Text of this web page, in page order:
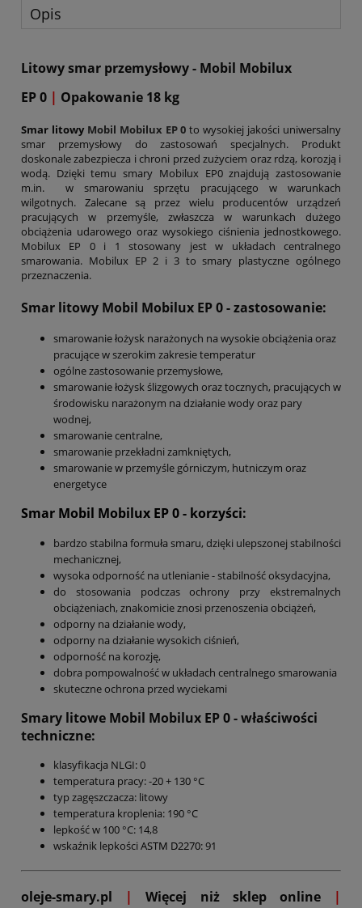
Opis
Litowy smar przemysłowy - Mobil Mobilux
EP 0 | Opakowanie 18 kg
Smar litowy Mobil Mobilux EP 0 to wysokiej jakości uniwersalny
smar przemysłowy do zastosowań specjalnych. Produkt
doskonale zabezpiecza i chroni przed zużyciem oraz rdzą, korozją i
wodą. Dzięki temu smary Mobilux EP0 znajdują zastosowanie
m.in. w smarowaniu sprzętu pracującego w warunkach
wilgotnych. Zalecane są przez wielu producentów urządzeń
pracujących w przemyśle, zwłaszcza w warunkach dużego
obciążenia udarowego oraz wysokiego ciśnienia jednostkowego.
Mobilux EP 0 i 1 stosowany jest w układach centralnego
smarowania. Mobilux EP 2 i 3 to smary plastyczne ogólnego
przeznaczenia.
Smar litowy Mobil Mobilux EP 0- zastosowanie:
smarowanie łożysk narażonych na wysokie obciążenia oraz
pracujące w szerokim zakresie temperatur
ogólne zastosowanie przemysłowe,
smarowanie łożysk ślizgowych oraz tocznych, pracujących w
środowisku narażonym na działanie wody oraz pary
wodnej,
smarowanie centralne,
smarowanie przekładni zamkniętych,
smarowanie w przemyśle górniczym, hutniczym oraz
energetyce
Smar Mobil Mobilux EP 0- korzyści:
bardzo stabilna formuła smaru, dzięki ulepszonej stabilności
mechanicznej,
wysoka odporność na utlenianie - stabilność oksydacyjna,
do stosowania podczas ochrony przy ekstremalnych
obciążeniach, znakomicie znosi przenoszenia obciążeń,
odporny na działanie wody,
odporny na działanie wysokich ciśnień,
odporność na korozję,
dobra pompowalność w układach centralnego smarowania
skuteczne ochrona przed wyciekami
Smary litowe Mobil Mobilux EP 0 - właściwości
techniczne:
klasyfikacja NLGI: 0
temperatura pracy: -20 + 130 °C
typ zagęszczacza: litowy
temperatura kroplenia: 190 °C
lepkość w 100 °C: 14,8
wskaźnik lepkości ASTM D2270: 91
oleje-smary.pl | Więcej niż sklep online
|